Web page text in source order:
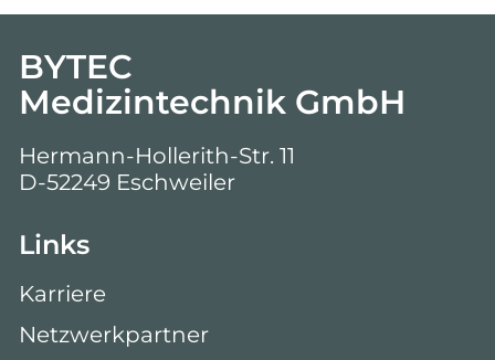
BYTEC
Medizintechnik GmbH
Hermann-Hollerith-Str. 11
D-52249 Eschweiler
Links
Karriere
Netzwerkpartner